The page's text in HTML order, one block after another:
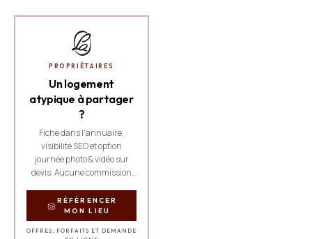
PROPRIÉTAIRES
Un logement
atypique à partager
?
Fiche dans l'annuaire,
visibilité SEO et option
journée photo & vidéo sur
devis. Aucune commission
RÉFÉRENCER
MON LIEU
OFFRES, FORFAITS ET DEMANDE